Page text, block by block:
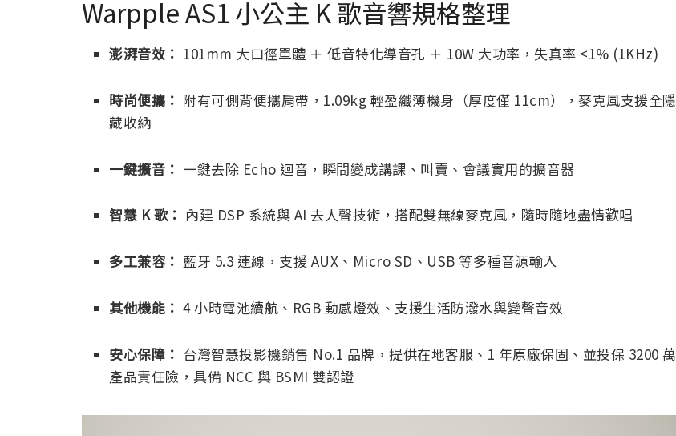
Warpple AS1 小公主 K 歌音響規格整理
澎湃音效： 101mm 大口徑單體 ＋ 低音特化導音孔 ＋ 10W 大功率，失真率 <1% (1KHz)
時尚便攜： 附有可側背便攜肩帶，1.09kg 輕盈纖薄機身（厚度僅 11cm），麥克風支援全隱
藏收納
一鍵擴音： 一鍵去除 Echo 迴音，瞬間變成講課、叫賣、會議實用的擴音器
智慧 K 歌： 內建 DSP 系統與 AI 去人聲技術，搭配雙無線麥克風，隨時隨地盡情歡唱
多工兼容： 藍牙 5.3 連線，支援 AUX、Micro SD、USB 等多種音源輸入
其他機能： 4 小時電池續航、RGB 動感燈效、支援生活防潑水與變聲音效
安心保障： 台灣智慧投影機銷售 No.1 品牌，提供在地客服、1 年原廠保固、並投保 3200 萬
產品責任險，具備 NCC 與 BSMI 雙認證